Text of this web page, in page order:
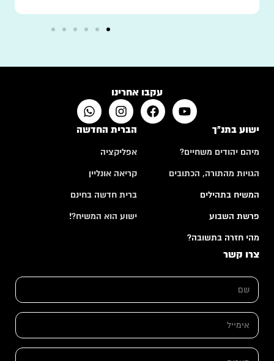
עקבו אחרינו
ישוע בתנ"ך
מיהם יהודים משחיים?
הגויות מהתורה, הכתובים
המשיח בתהילים
פרשת השבוע
מהי חזרה בתשובה?
הברית החדשה
אפליקציה
קריאה אונליין
ברית חדשה בחינם
ישוע הוא המשיח?!
צרו קשר
י
י
ה
ר
ש
*
א
מ
י
ה